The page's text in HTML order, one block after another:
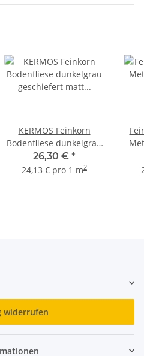
KERMOS Feinkorn
Bodenfliese dunkelgrau
geschiefert matt
unglasiert 30 x 30 x 0.9
26,30 € *
24,13 € pro 1 m2
widerrufen